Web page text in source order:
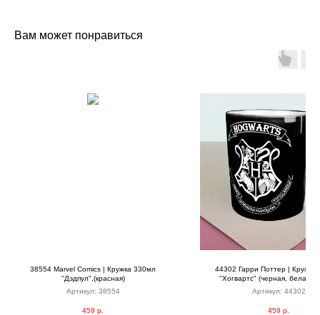
Вам может понравиться
38554 Marvel Comics | Кружка 330мл
"Дэдпул",(красная)
Артикул: 38554
459 р.
44302 Гарри Поттер | Кружка
"Хогвартс" (черная, белая
монохромный
Артикул: 44302
459 р.